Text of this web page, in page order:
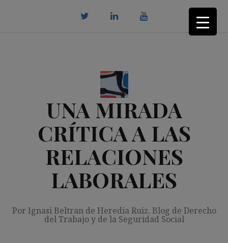
UNA MIRADA
CRÍTICA A LAS
RELACIONES
LABORALES
Por Ignasi Beltran de Heredia Ruiz. Blog de Derecho
del Trabajo y de la Seguridad Social